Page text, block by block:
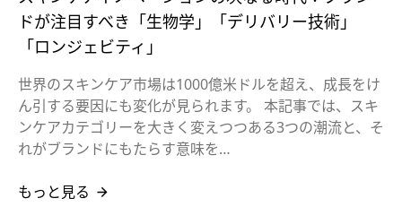
ドが注目すべき「生物学」「デリバリー技術」
「ロンジェビティ」
世界のスキンケア市場は1000億米ドルを超え、成長をけ
ん引する要因にも変化が見られます。 本記事では、スキ
ンケアカテゴリーを大きく変えつつある3つの潮流と、そ
れがブランドにもたらす意味を…
もっと見る